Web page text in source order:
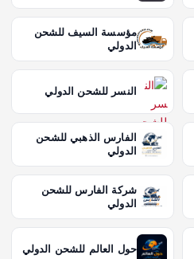
مؤسسة السيف للشحن
الدولي
النسر للشحن الدولي
الفارس الذهبي للشحن
الدولي
شركة الفارس للشحن
الدولي
حول العالم للشحن الدولي